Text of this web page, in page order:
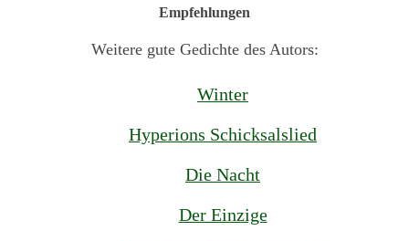
Empfehlungen
Weitere gute Gedichte des Autors:
Winter
Hyperions Schicksalslied
Die Nacht
Der Einzige